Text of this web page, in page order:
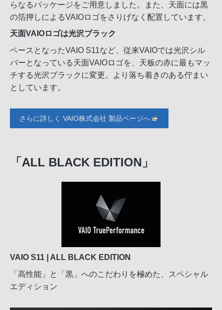
らなるパッケージをご用意しました。また、天面には黒
の箔押しによるVAIOロゴをさりげなく配置しています。
天面VAIOロゴは光沢ブラック
ベースとなったVAIO S11など、従来VAIOでは光沢シル
バーとなっている天面VAIOロゴを、天板の赤に最もマッ
チする光沢ブラックに変更。より落ち着きのある佇まい
としています。
さらに詳しく VAIO株式会社 製品ページへ
「ALL BLACK EDITION」
VAIO S11 | ALL BLACK EDITION
「高性能」と「黒」へのこだわりを極めた、スペシャル
エディション